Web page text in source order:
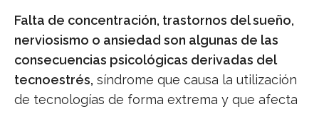
Falta de concentración, trastornos del sueño,
nerviosismo o ansiedad son algunas de las
consecuencias psicológicas derivadas del
tecnoestrés, síndrome que causa la utilización
de tecnologías de forma extrema y que afecta